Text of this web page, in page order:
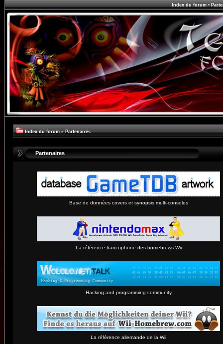
Index du forum•
Index du forum » Partenaires
Partenaires
Base de données covers et synopsis multi-consoles
La référence francophone des homebrews Wii
Hacking and programming community
La référence allemande de la Wii